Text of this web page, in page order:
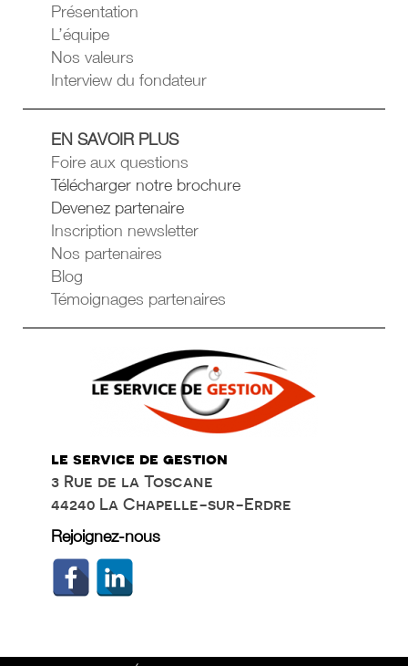
Présentation
L’équipe
Nos valeurs
Interview du fondateur
EN SAVOIR PLUS
Foire aux questions
Télécharger notre brochure
Devenez partenaire
Inscription newsletter
Nos partenaires
Blog
Témoignages partenaires
le service de gestion
3 Rue de la Toscane
44240 La Chapelle-sur-Erdre
Rejoignez-nous